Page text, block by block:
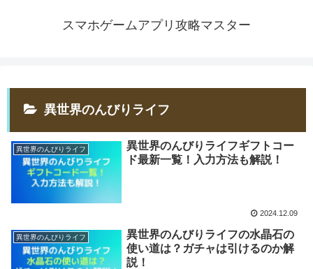
スマホゲームアプリ攻略マスター
異世界のんびりライフ
異世界のんびりライフ
異世界のんびりライフギフトコー
ド最新一覧！入力方法も解説！
2024.12.09
異世界のんびりライフ
異世界のんびりライフの水晶石の
使い道は？ガチャは引けるのか解
説！